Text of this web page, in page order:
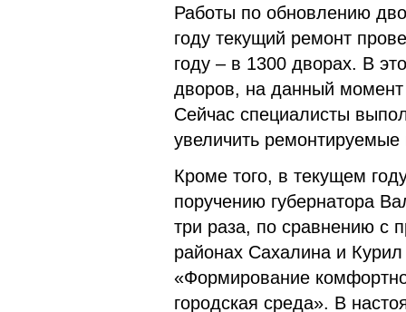
Работы по обновлению
году текущий ремонт
году – в 1300 дворах. В
дворов, на данный
Сейчас специалисты
увеличить
Кроме того, в текущем
поручению губернатора
три раза, по сравнению с
районах Сахалина и
«Формирование
городская среда». В